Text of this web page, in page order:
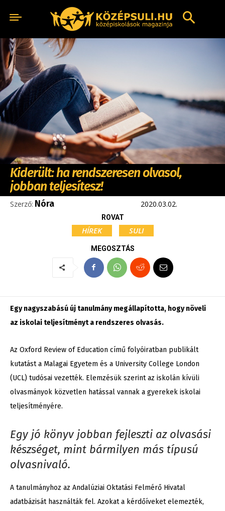
Kiderült: ha rendszeresen olvasol,
jobban teljesítesz!
Szerző: Nóra 2020.03.02.
ROVAT
HÍREK SULI
MEGOSZTÁS
Egy nagyszabású új tanulmány megállapította, hogy növeli
az iskolai teljesítményt a rendszeres olvasás.
Az Oxford Review of Education című folyóiratban publikált
kutatást a Malagai Egyetem és a University College London
(UCL) tudósai vezették. Elemzésük szerint az iskolán kívüli
olvasmányok közvetlen hatással vannak a gyerekek iskolai
teljesítményére.
Egy jó könyv jobban fejleszti az olvasási
készséget, mint bármilyen más típusú
olvasnivaló.
A tanulmányhoz az Andalúziai Oktatási Felmérő Hivatal
adatbázisát használták fel. Azokat a kérdőíveket elemezték,